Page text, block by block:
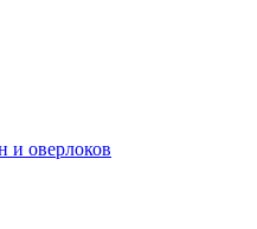
оверлоков